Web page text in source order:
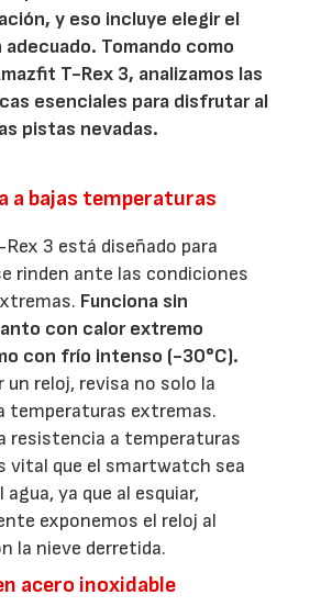
y eso incluye elegir el
Tomando como
T-Rex 3, analizamos las
esenciales para disfrutar al
pistas nevadas.
a bajas temperaturas
3 está diseñado para
rinden ante las condiciones
Funciona sin
con calor extremo
con frío intenso (-30°C).
un reloj, revisa no solo la
temperaturas extremas.
resistencia a temperaturas
vital que el smartwatch sea
ya que al esquiar,
exponemos el reloj al
la nieve derretida.
acero inoxidable